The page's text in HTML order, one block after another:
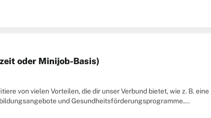
oder Minijob-Basis)
von vielen Vorteilen, die dir unser Verbund bietet, wie z. B. eine
und Gesundheitsförderungsprogramme.